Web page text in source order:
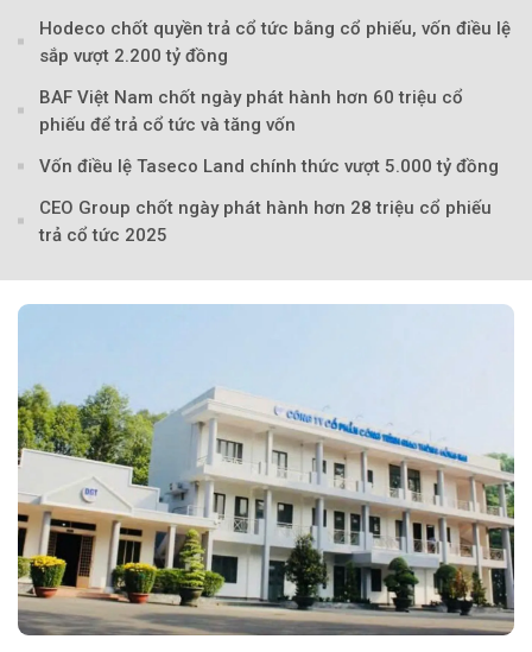
Hodeco chốt quyền trả cổ tức bằng cổ phiếu, vốn điều lệ
sắp vượt 2.200 tỷ đồng
BAF Việt Nam chốt ngày phát hành hơn 60 triệu cổ
phiếu để trả cổ tức và tăng vốn
Vốn điều lệ Taseco Land chính thức vượt 5.000 tỷ đồng
CEO Group chốt ngày phát hành hơn 28 triệu cổ phiếu
trả cổ tức 2025